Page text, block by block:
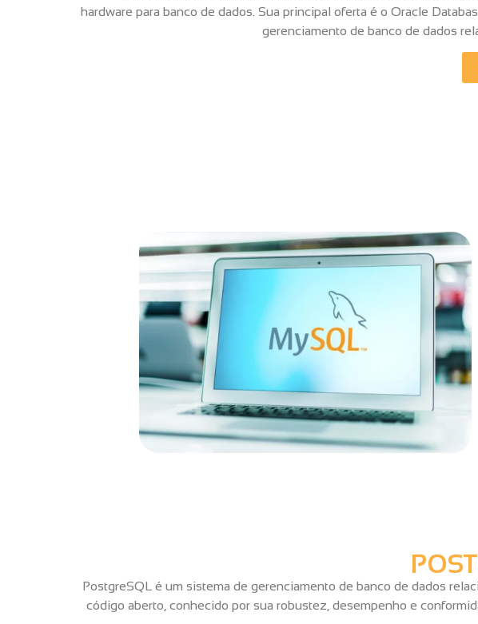
hardware para banco de dados. Sua principal oferta é o Oracle
gerenciamento de banco de dados
PostgreSQL é um sistema de gerenciamento de banco de dados
código aberto, conhecido por sua robustez, desempenho e